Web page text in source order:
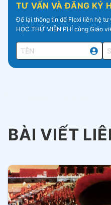
TƯ VẤN VÀ ĐĂNG KÝ
Để lại thông tin để Flexi liên hệ
HỌC THỬ MIỄN PHÍ cùng Giáo
BÀI VIẾT